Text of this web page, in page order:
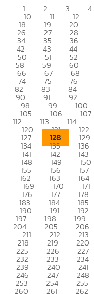
1 2 3 4
10 11 12
18 19 20
26 27 28
34 35 36
42 43 44
50 51 52
58 59 60
66 67 68
74 75 76
82 83 84
90 91 92
98 99 100
105 106 107
112 113 114
120 121 122
127 128 129
134 135 136
141 142 143
148 149 150
155 156 157
162 163 164
169 170 171
176 177 178
183 184 185
190 191 192
197 198 199
204 205 206
211 212 213
218 219 220
225 226 227
232 233 234
239 240 241
246 247 248
253 254 255
260 261 262